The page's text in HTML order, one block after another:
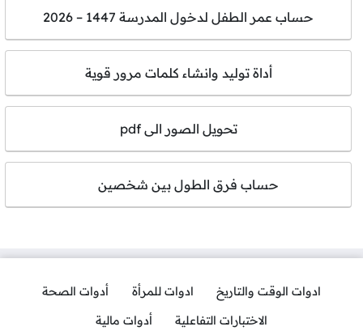
حساب عمر الطفل لدخول المدرسة 1447 – 2026
أداة توليد وانشاء كلمات مرور قوية
تحويل الصور الى pdf
حساب فرق الطول بين شخصين
ادوات الوقت والتاريخ ادوات للمرأة
أدوات الصحة
الاختبارات التفاعلية
أدوات مالية